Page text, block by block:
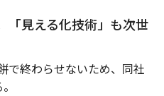
「見える化技術」も次世
で終わらせないため、同社